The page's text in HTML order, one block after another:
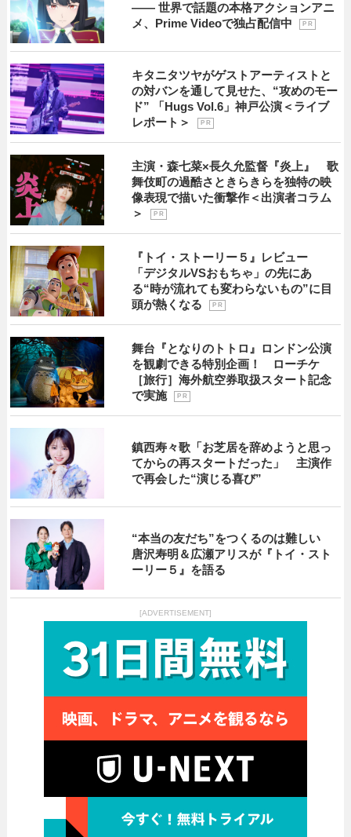
―― 世界で話題の本格アクションアニ
メ、Prime Videoで独占配信中
P R
キタニタツヤがゲストアーティストと
の対バンを通して見せた、“攻めのモー
ド” 「Hugs Vol.6」神戸公演＜ライブ
レポート＞
P R
主演・森七菜×長久允監督『炎上』 歌
舞伎町の過酷さときらきらを独特の映
像表現で描いた衝撃作＜出演者コラム
＞
P R
『トイ・ストーリー５』レビュー
「デジタルVSおもちゃ」の先にあ
る“時が流れても変わらないもの”に目
頭が熱くなる
P R
舞台『となりのトトロ』ロンドン公演
を観劇できる特別企画！ ローチケ
［旅行］海外航空券取扱スタート記念
で実施
P R
鎮西寿々歌「お芝居を辞めようと思っ
てからの再スタートだった」 主演作
で再会した“演じる喜び”
“本当の友だち”をつくるのは難しい
唐沢寿明＆広瀬アリスが『トイ・スト
ーリー５』を語る
[ADVERTISEMENT]